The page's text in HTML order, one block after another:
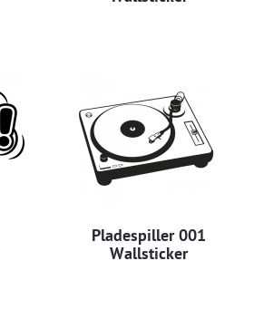
Pladespiller 001
Wallsticker